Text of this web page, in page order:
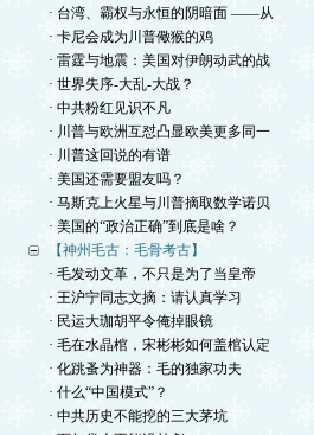
· 台湾、霸权与永恒的阴暗面 ——从
· 卡尼会成为川普儆猴的鸡
· 雷霆与地震：美国对伊朗动武的战
· 世界失序-大乱-大战？
· 中共粉红见识不凡
· 川普与欧洲互怼凸显欧美更多同一
· 川普这回说的有谱
· 美国还需要盟友吗？
· 马斯克上火星与川普摘取数学诺贝
· 美国的“政治正确”到底是啥？
【神州毛古：毛骨考古】
· 毛发动文革，不只是为了当皇帝
· 王沪宁同志文摘：请认真学习
· 民运大珈胡平令俺掉眼镜
· 毛在水晶棺，宋彬彬如何盖棺认定
· 化跳蚤为神器：毛的独家功夫
· 什么“中国模式”？
· 中共历史不能挖的三大茅坑